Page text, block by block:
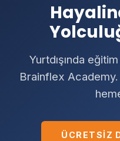
Yurtdışında
Brainflex Academy.
ÜCRETSIZ